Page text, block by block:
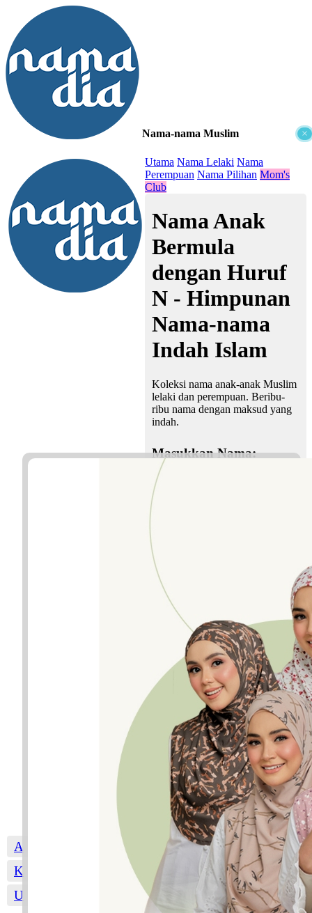
×
Nama-nama Muslim
Utama Nama Lelaki Nama
Perempuan Nama Pilihan Mom's
Club
Nama Anak
Bermula
dengan Huruf
N - Himpunan
Nama-nama
Indah Islam
Koleksi nama anak-anak Muslim
lelaki dan perempuan. Beribu-
ribu nama dengan maksud yang
indah.
Masukkan Nama:
A F G H
J
K
O R S
T
U